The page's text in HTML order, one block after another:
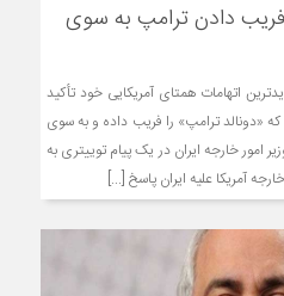
دادن ترامپ به سوی
اتهامات همتای آمریکایی خود تأکید
«دونالد ترامپ» را فریب داده و به سوی
خارجه ایران در یک پیام توییتری به
آمریکا علیه ایران پاسخ [...]